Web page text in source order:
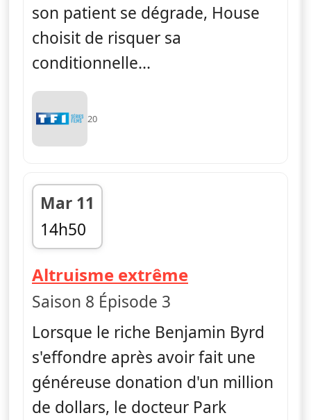
son patient se dégrade, House
choisit de risquer sa
conditionnelle...
20
Mar 11
14h50
fin 15h40
Altruisme extrême— Dr House
Saison 8 Épisode 3
Lorsque le riche Benjamin Byrd
s'effondre après avoir fait une
généreuse donation d'un million
de dollars, le docteur Park